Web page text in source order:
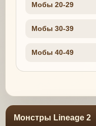
Мобы 20-29
Мобы 30-39
Мобы 40-49
Монстры Lineage 2